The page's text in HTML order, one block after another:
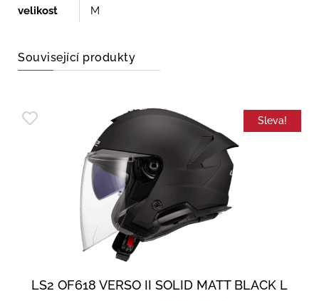
velikost
M
Související produkty
Sleva!
LS2 OF618 VERSO II SOLID MATT BLACK L